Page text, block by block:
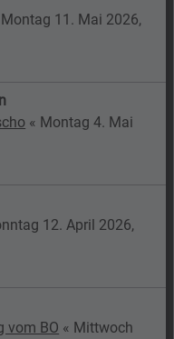
Montag 11. Mai 2026,
« Montag 4. Mai
12. April 2026,
vom BO « Mittwoch